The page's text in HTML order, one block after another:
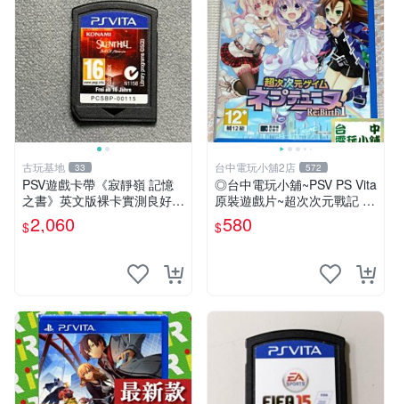
古玩基地 33
PSV遊戲卡帶《寂靜嶺 記憶
之書》英文版裸卡實測良好
限定PSV平臺獨享 廚房遊戲
獲得熱銷推薦 寂靜嶺 電玩遊
$2,060
台中電玩小舖2店 572
◎台中電玩小舖~PSV PS Vita
原裝遊戲片~超次次元戰記 戰
$580